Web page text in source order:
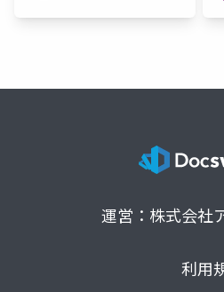
運営：株式会社
利用